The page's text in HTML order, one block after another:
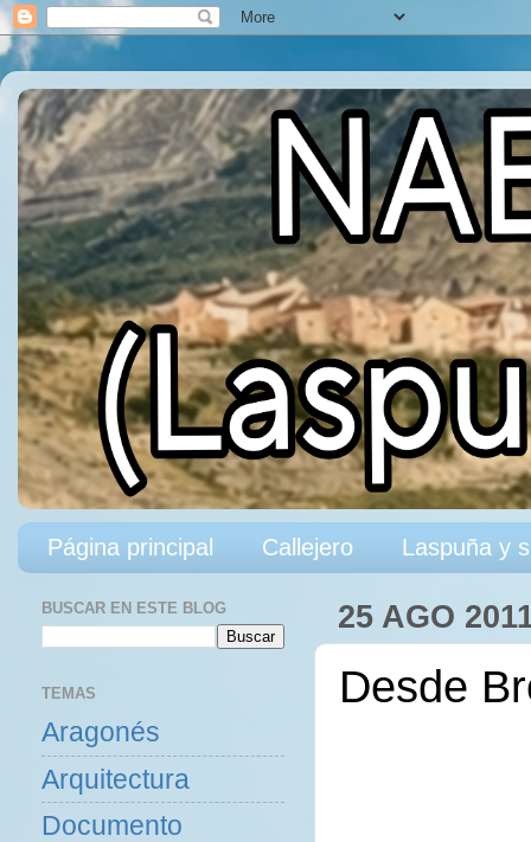
Página principal Callejero Laspuña y
25 AGO
Desde
BUSCAR EN ESTE BLOG
TEMAS
Aragonés
Arquitectura
Documento